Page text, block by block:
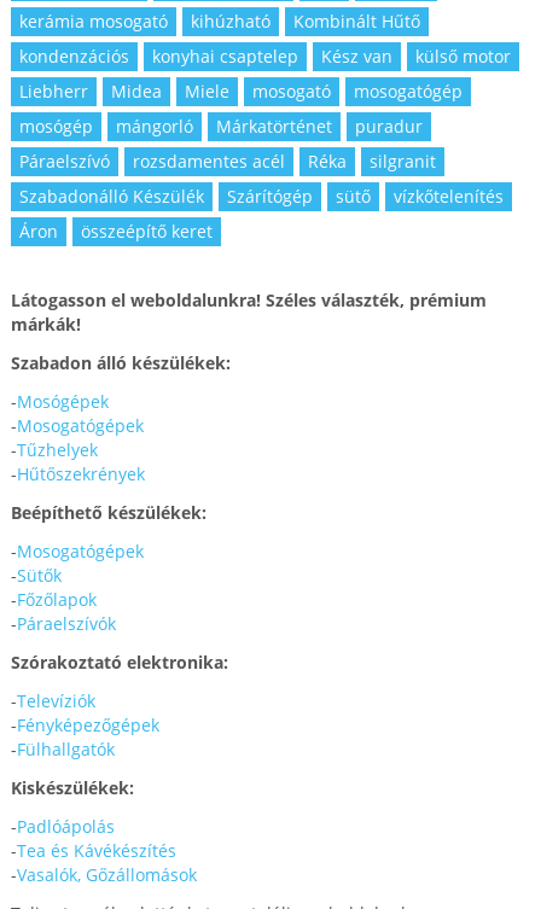
kerámia mosogató
kihúzható
Kombinált Hűtő
kondenzációs
konyhai csaptelep Kész van
külső motor
Liebherr
Midea Miele mosogató
mosogatógép
mosógép
mángorló Márkatörténet
puradur
Páraelszívó
rozsdamentes acél Réka
silgranit
Szabadonálló Készülék
Szárítógép sütő
vízkőtelenítés
Áron
összeépítő keret
Látogasson el weboldalunkra! Széles választék, prémium
márkák!
Szabadon álló készülékek:
-Mosógépek
-Mosogatógépek
-Tűzhelyek
-Hűtőszekrények
Beépíthető készülékek:
-Mosogatógépek
-Sütők
-Főzőlapok
-Páraelszívók
Szórakoztató elektronika:
-Televíziók
-Fényképezőgépek
-Fülhallgatók
Kiskészülékek:
-Padlóápolás
-Tea és Kávékészítés
-Vasalók, Gőzállomások